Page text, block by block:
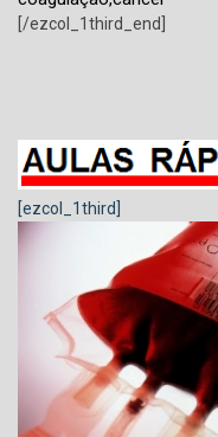
[/ezcol_1third_end]
[ezcol_1third]